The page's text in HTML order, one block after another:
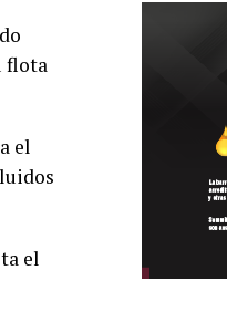
flota
el
el